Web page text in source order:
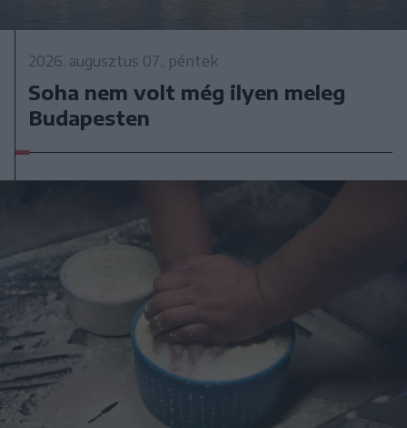
2026. augusztus 07., péntek
Soha nem volt még ilyen meleg
Budapesten